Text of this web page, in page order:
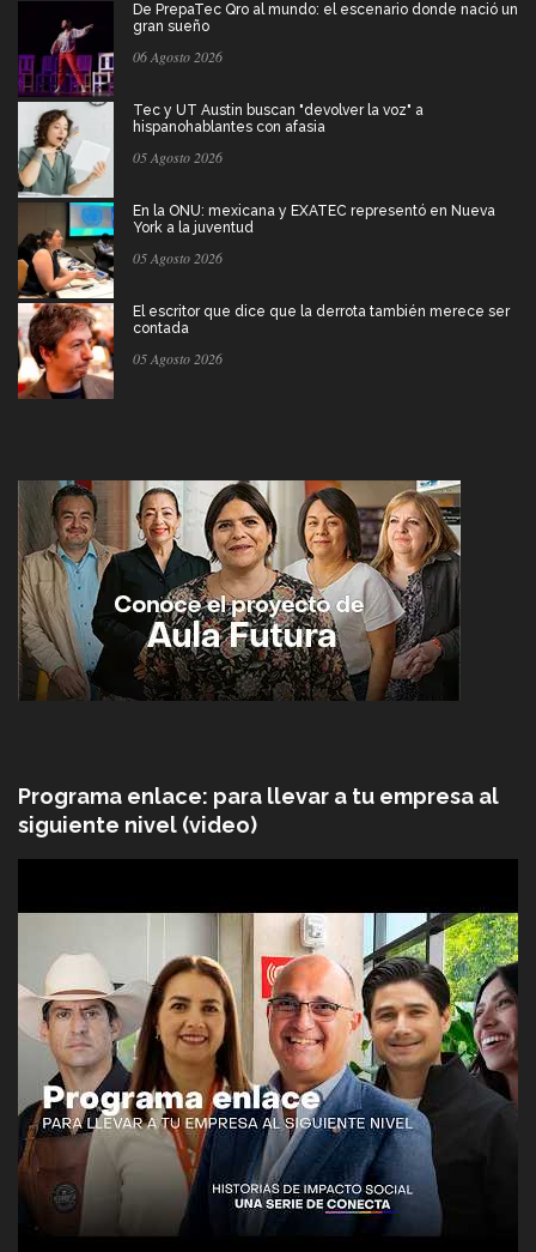
De PrepaTec Qro al mundo: el escenario donde nació un
gran sueño
06 Agosto 2026
Tec y UT Austin buscan "devolver la voz" a
hispanohablantes con afasia
05 Agosto 2026
En la ONU: mexicana y EXATEC representó en Nueva
York a la juventud
05 Agosto 2026
El escritor que dice que la derrota también merece ser
contada
05 Agosto 2026
Programa enlace: para llevar a tu empresa al
siguiente nivel (video)